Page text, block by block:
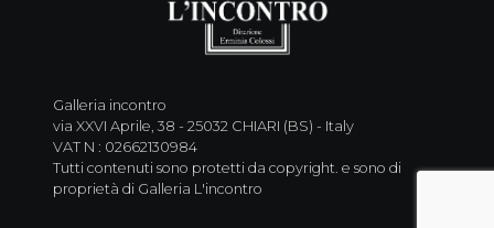
Galleria incontro
via XXVI Aprile, 38 - 25032 CHIARI (BS) - Italy
VAT N : 02662130984
Tutti contenuti sono protetti da copyright. e sono di
proprietà di Galleria L'incontro